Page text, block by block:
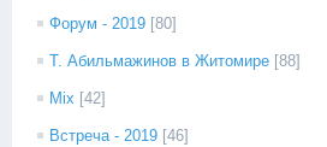
Форум - 2019 [80]
Т. Абильмажинов в Житомире [88]
Mix [42]
Встреча - 2019 [46]